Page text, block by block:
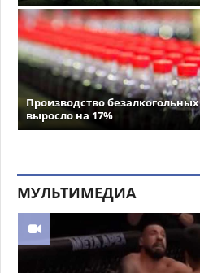
Производство
выросло на 17%
МУЛЬТИМЕДИА